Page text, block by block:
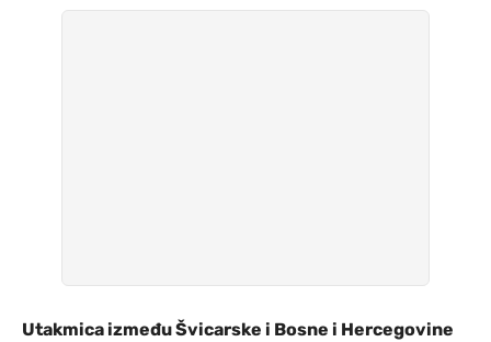
Utakmica između Švicarske i Bosne i Hercegovine